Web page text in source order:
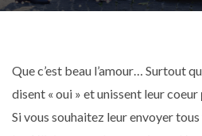
Que c’est beau l’amour… Surtout
disent « oui » et unissent leur coeur
Si vous souhaitez leur envoyer tous